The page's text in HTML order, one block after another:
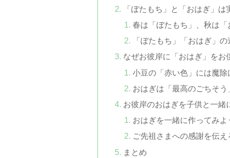
「ぼたもち」と「おはぎ」
春は「ぼたもち」、秋は
「ぼたもち」「おはぎ」
なぜお彼岸に「おはぎ」をお
小豆の「赤い色」には魔除
おはぎは「最高のごちそう
お彼岸のおはぎを子供と一緒
おはぎを一緒に作ってみよ
ご先祖さまへの感謝を伝え
まとめ